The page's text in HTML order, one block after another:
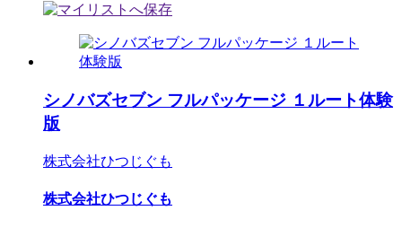
シノバズセブン フルパッケージ １ルート体験
版
株式会社ひつじぐも
株式会社ひつじぐも